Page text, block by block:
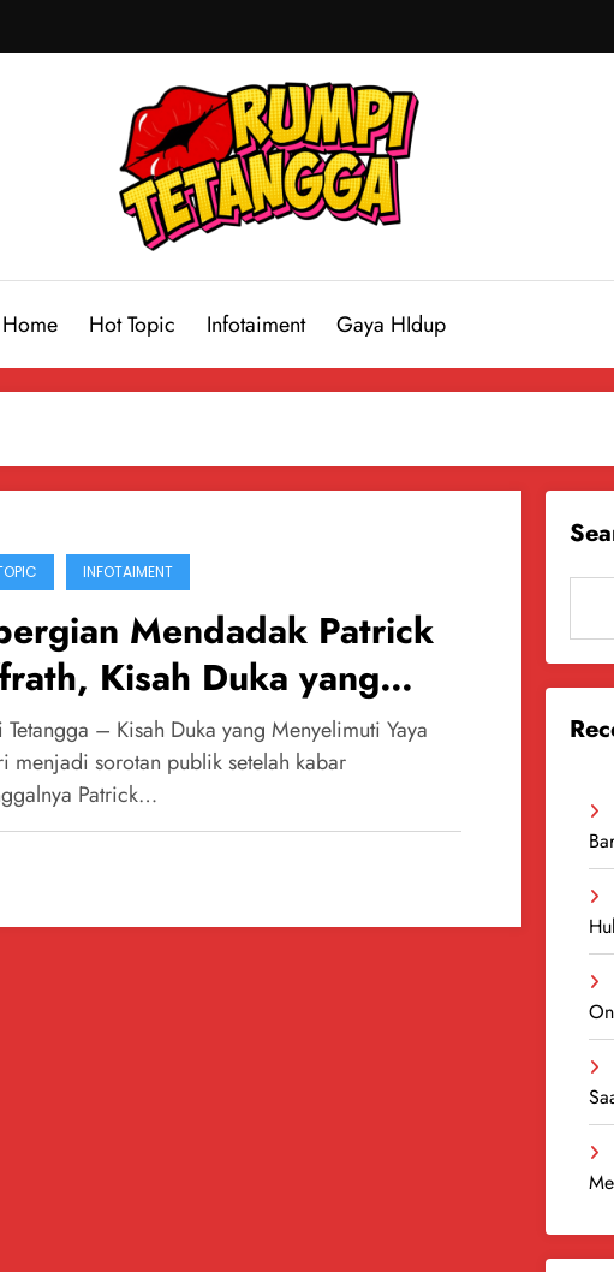
Home Hot Topic Infotaiment Gaya HIdup
INFOTAIMENT
Mendadak Patrick
Kisah Duka yang
Yaya Kamari
Tetangga – Kisah Duka yang Menyelimuti Yaya
menjadi sorotan publik setelah kabar
Patrick…